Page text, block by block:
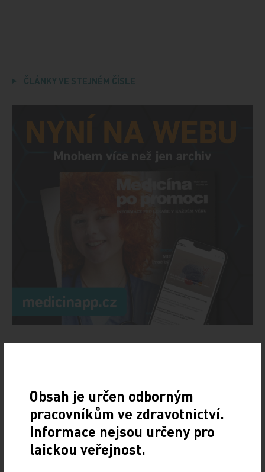
ČLÁNKY VE STEJNÉM ČÍSLE
Hot Line letošního kongresu ESC odhaleny
6. 8. 2026
Evropská kardiologická společnost (ESC) zveřejnila
klinické studie, jež budou určovat hlavní témata letošního
kongresu, který pořádá ve dnech 28.–31…
Obsah je určen odborným
pracovníkům ve zdravotnictví.
Informace nejsou určeny pro
laickou veřejnost.